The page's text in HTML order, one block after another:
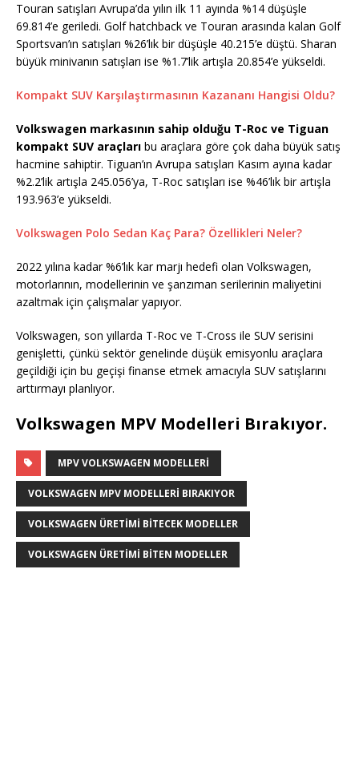
Touran satışları Avrupa’da yılın ilk 11 ayında %14 düşüşle
69.814’e geriledi. Golf hatchback ve Touran arasında kalan Golf
Sportsvan’ın satışları %26’lık bir düşüşle 40.215’e düştü. Sharan
büyük minivanın satışları ise %1.7’lik artışla 20.854’e yükseldi.
Kompakt SUV Karşılaştırmasının Kazananı Hangisi Oldu?
Volkswagen markasının sahip olduğu T-Roc ve Tiguan
kompakt SUV araçları bu araçlara göre çok daha büyük satış
hacmine sahiptir. Tiguan’ın Avrupa satışları Kasım ayına kadar
%2.2’lik artışla 245.056’ya, T-Roc satışları ise %46’lık bir artışla
193.963’e yükseldi.
Volkswagen Polo Sedan Kaç Para? Özellikleri Neler?
2022 yılına kadar %6’lık kar marjı hedefi olan Volkswagen,
motorlarının, modellerinin ve şanzıman serilerinin maliyetini
azaltmak için çalışmalar yapıyor.
Volkswagen, son yıllarda T-Roc ve T-Cross ile SUV serisini
genişletti, çünkü sektör genelinde düşük emisyonlu araçlara
geçildiği için bu geçişi finanse etmek amacıyla SUV satışlarını
arttırmayı planlıyor.
Volkswagen MPV Modelleri Bırakıyor.
MPV VOLKSWAGEN MODELLERI
VOLKSWAGEN MPV MODELLERI BIRAKIYOR
VOLKSWAGEN ÜRETIMI BITECEK MODELLER
VOLKSWAGEN ÜRETIMI BITEN MODELLER